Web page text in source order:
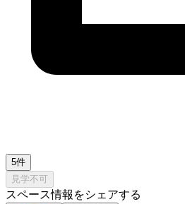
5件
見学不可
スペース情報をシェアする